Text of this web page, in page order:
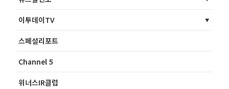
이투데이TV
스페셜리포트
Channel 5
위너스IR클럽